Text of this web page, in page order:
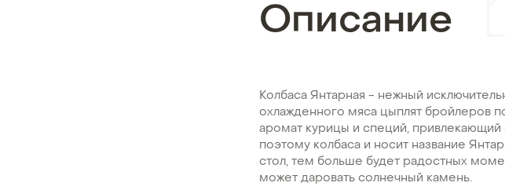
Описание
Колбаса Янтарная - нежный
охлажденного мяса цыплят бройлеров
аромат курицы и специй,
поэтому колбаса и носит название
стол, тем больше будет радостных
может даровать солнечный камень.